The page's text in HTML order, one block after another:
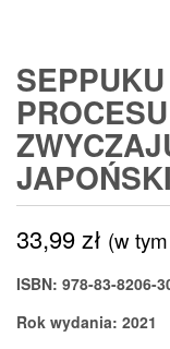
33,99zł (w
ISBN: 978-83-8206-
Rok wydania: 2021